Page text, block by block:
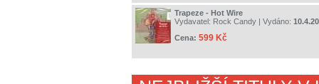
Trapeze - Hot Wire
Vydavatel: Rock Candy | Vydáno:
Cena: 599 Kč